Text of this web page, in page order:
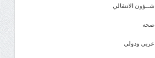
شــؤون الانتقالي
صحة
عربي ودولي